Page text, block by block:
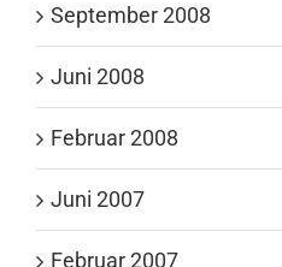
September 2008
Juni 2008
Februar 2008
Juni 2007
Februar 2007